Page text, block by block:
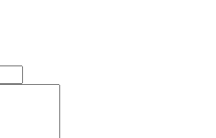
менеджера при покупке.
micro USB